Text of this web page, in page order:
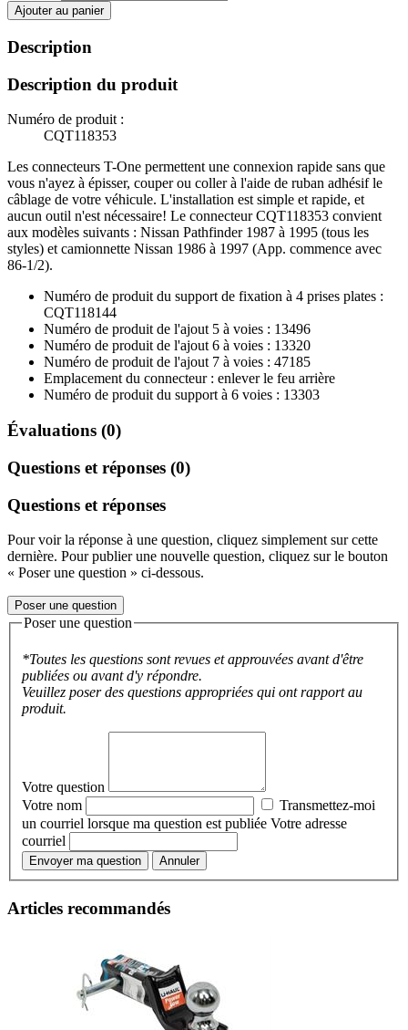
Ajouter au panier
Description
Description du produit
Numéro de produit :
CQT118353
Les connecteurs T-One permettent une connexion rapide sans que
vous n'ayez à épisser, couper ou coller à l'aide de ruban adhésif le
câblage de votre véhicule. L'installation est simple et rapide, et
aucun outil n'est nécessaire! Le connecteur CQT118353 convient
aux modèles suivants : Nissan Pathfinder 1987 à 1995 (tous les
styles) et camionnette Nissan 1986 à 1997 (App. commence avec
86-1/2).
Numéro de produit du support de fixation à 4 prises plates :
CQT118144
Numéro de produit de l'ajout 5 à voies : 13496
Numéro de produit de l'ajout 6 à voies : 13320
Numéro de produit de l'ajout 7 à voies : 47185
Emplacement du connecteur : enlever le feu arrière
Numéro de produit du support à 6 voies : 13303
Évaluations (0)
Questions et réponses (0)
Questions et réponses
Pour voir la réponse à une question, cliquez simplement sur cette
dernière. Pour publier une nouvelle question, cliquez sur le bouton
« Poser une question » ci-dessous.
Poser une question
Poser une question
*Toutes les questions sont revues et approuvées avant d'être
publiées ou avant d'y répondre.
Veuillez poser des questions appropriées qui ont rapport au
produit.
Votre question
Votre nom
Transmettez-moi
un courriel lorsque ma question est publiée Votre adresse
courriel
Envoyer ma question Annuler
Articles recommandés